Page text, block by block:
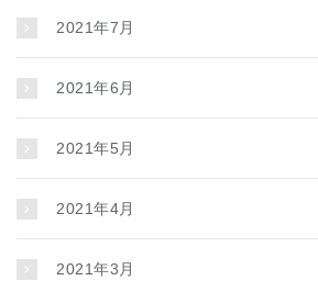
2021年7月
2021年6月
2021年5月
2021年4月
2021年3月